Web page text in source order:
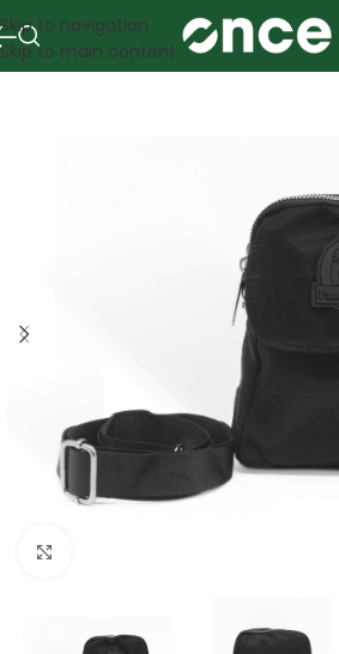
Skip to navigation
Skip to main content